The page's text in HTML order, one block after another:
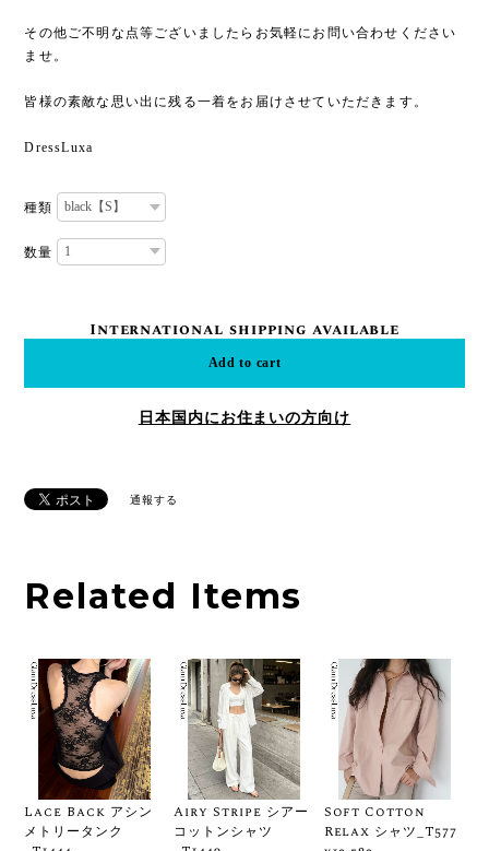
その他ご不明な点等ございましたらお気軽にお問い合わせください
ませ。
皆様の素敵な思い出に残る一着をお届けさせていただきます。
DressLuxa
種類
数量
International shipping available
Add to cart
日本国内にお住まいの方向け
通報する
Related Items
Lace Back アシン
メトリータンク
Airy Stripe シアー
コットンシャツ
Soft Cotton
Relax シャツ_T577